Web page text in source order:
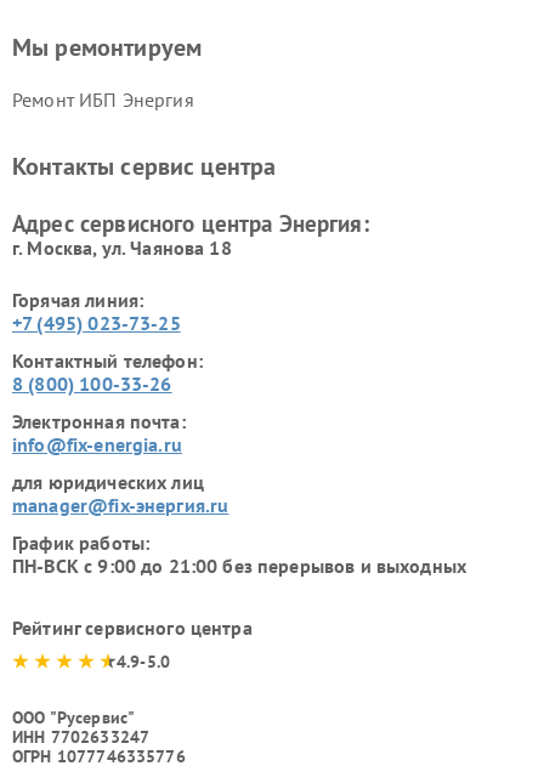
Мы ремонтируем
Ремонт ИБП Энергия
Контакты сервис центра
Адрес сервисного центра Энергия:
г. Москва, ул. Чаянова 18
Горячая линия:
+7 (495) 023-73-25
Контактный телефон:
8 (800) 100-33-26
Электронная почта:
info@fix-energia.ru
для юридических лиц
manager@fix-энергия.ru
График работы:
ПН-ВСК с 9:00 до 21:00 без перерывов и выходных
Рейтинг сервисного центра
4.9-5.0
ООО "Русервис"
ИНН 7702633247
ОГРН 1077746335776